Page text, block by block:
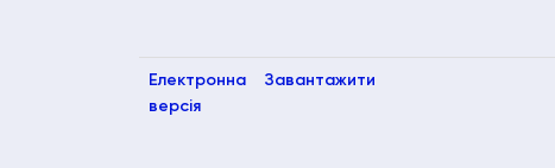
Електронна
версія
Завантажити